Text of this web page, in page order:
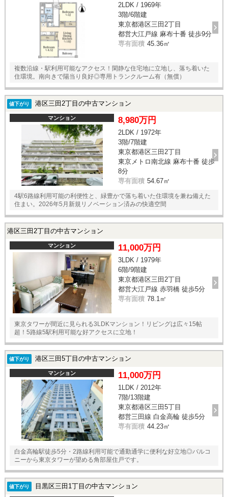
2LDK / 1969年
3階/6階建
東京都港区三田2丁目
都営大江戸線 麻布十番 徒歩9分
専有面積 45.36㎡
複数沿線・駅利用可能なアクセス！閑静な住宅地に立地し、落ち着いた
住環境。南向きで陽当り良好◎専用トランクルーム有（無償）
値下がり 港区三田2丁目の中古マンション
マンション 8,980万円
2LDK / 1972年
3階/7階建
東京都港区三田2丁目
東京メトロ南北線 麻布十番 徒歩
8分
専有面積 54.67㎡
4駅6路線利用可能の利便性と、緑豊かで落ち着いた住環境を兼ね備えた
住まい。2026年5月新規リノベーション済みの快適空間
港区三田2丁目の中古マンション
マンション 11,000万円
3LDK / 1979年
6階/9階建
東京都港区三田2丁目
都営大江戸線 赤羽橋 徒歩5分
専有面積 78.1㎡
東京タワーが間近に見られる3LDKマンション！リビングは広々15帖
超！5路線5駅利用可能な好アクセスに立地！
値下がり 港区三田5丁目の中古マンション
マンション 11,000万円
1LDK / 2012年
7階/13階建
東京都港区三田5丁目
都営三田線 白金高輪 徒歩5分
専有面積 44.23㎡
白金高輪駅徒歩5分・2路線利用可能で通勤通学に便利な好立地◎バルコ
ニーから東京タワーが望める角部屋住戸です。
値下がり 目黒区三田1丁目の中古マンション